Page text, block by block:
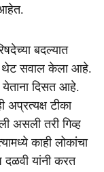
बदल्यात
थेट सवाल केला आहे.
दिसत आहे.
अप्रत्यक्ष टीका
असली तरी गिव्ह
काही लोकांचा
दळवी यांनी करत